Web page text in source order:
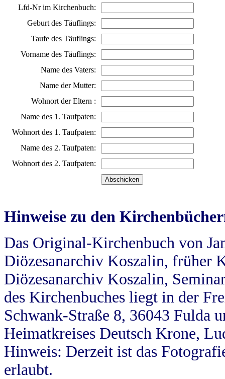
Lfd-Nr im Kirchenbuch:
Geburt des Täuflings:
Taufe des Täuflings:
Vorname des Täuflings:
Name des Vaters:
Name der Mutter:
Wohnort der Eltern :
Name des 1. Taufpaten:
Wohnort des 1. Taufpaten:
Name des 2. Taufpaten:
Wohnort des 2. Taufpaten:
Hinweise zu den
Das Original-Kirchenbuch von
Diözesanarchiv Koszalin, früher
Diözesanarchiv Koszalin,
des Kirchenbuches liegt in der
Schwank-Straße 8, 36043 Fulda
Heimatkreises Deutsch Krone,
Hinweis: Derzeit ist das
erlaubt.